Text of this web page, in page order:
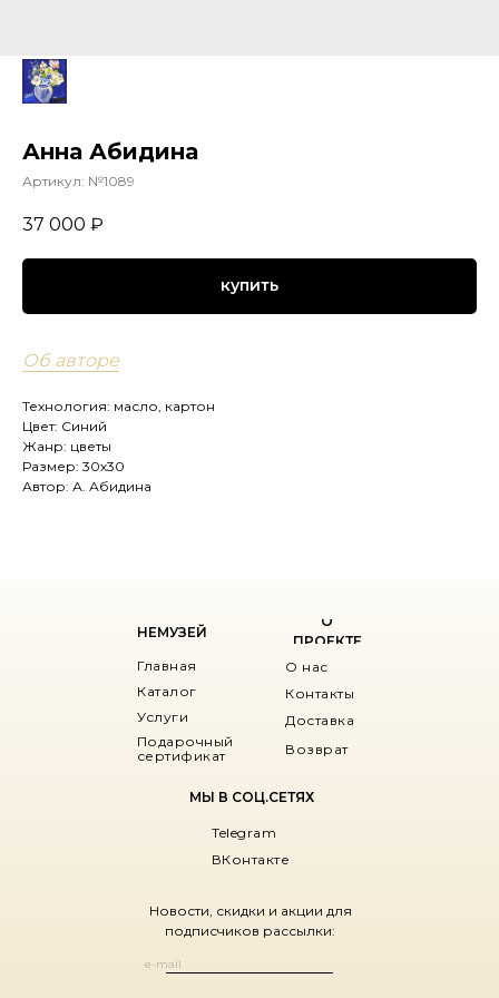
Анна Абидина
Артикул: №1089
37 000 ₽
купить
Об авторе
Технология: масло, картон
Цвет: Синий
Жанр: цветы
Размер: 30х30
Автор: А. Абидина
Новости, скидки и акции для
подписчиков рассылки:
Главная
Услуги Доставка
О нас
Контакты
Каталог
Возврат
НЕМУЗЕЙ
О
ПРОЕКТЕ
Подарочный
сертификат
МЫ В СОЦ.СЕТЯХ
Telegram
ВКонтакте